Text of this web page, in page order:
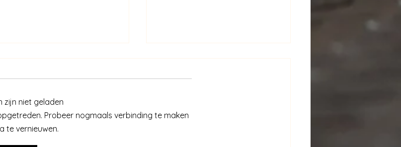
zijn niet geladen
Probeer nogmaals verbinding te maken
te vernieuwen.